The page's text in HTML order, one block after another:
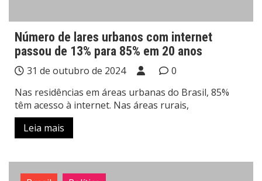
Número de lares urbanos com internet
passou de 13% para 85% em 20 anos
31 de outubro de 2024
0
Nas residências em áreas urbanas do Brasil, 85%
têm acesso à internet. Nas áreas rurais,
Leia mais